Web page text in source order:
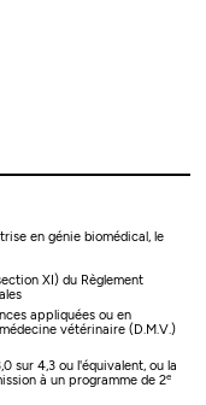
en génie biomédical, le
XI) du Règlement
appliquées ou en
vétérinaire (D.M.V.)
sur 4,3 ou l'équivalent, ou la
à un programme de 2e